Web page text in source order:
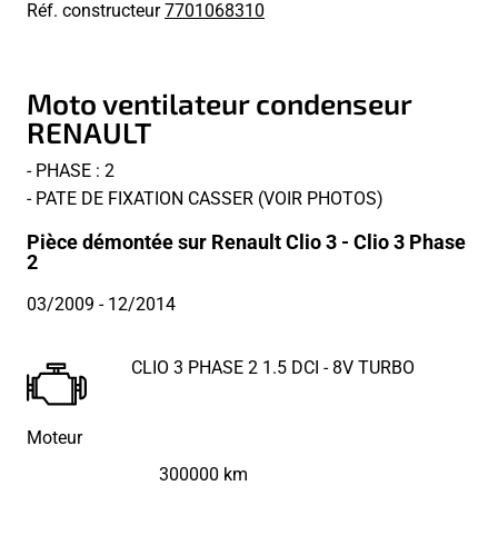
Réf. constructeur7701068310
Moto ventilateur condenseur
RENAULT
- PHASE : 2
- PATE DE FIXATION CASSER (VOIR PHOTOS)
Pièce démontée sur Renault Clio 3 - Clio 3 Phase
2
03/2009 - 12/2014
Moteur
CLIO 3 PHASE 2 1.5 DCI - 8V TURBO
300000 km